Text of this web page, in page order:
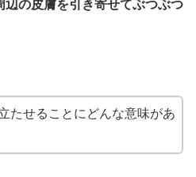
辺の皮膚を引き寄せてぶつぶつ
たせることにどんな意味があ